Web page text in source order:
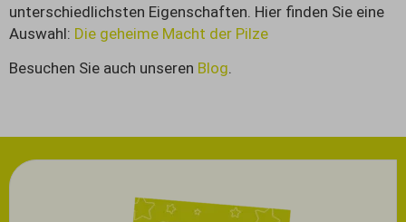
unterschiedlichsten Eigenschaften. Hier finden Sie eine
Auswahl: Die geheime Macht der Pilze
Besuchen Sie auch unseren Blog.